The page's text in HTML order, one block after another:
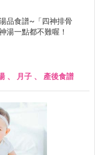
品食譜~「四神排骨
湯一點都不難喔！
、 月子 、 產後食譜